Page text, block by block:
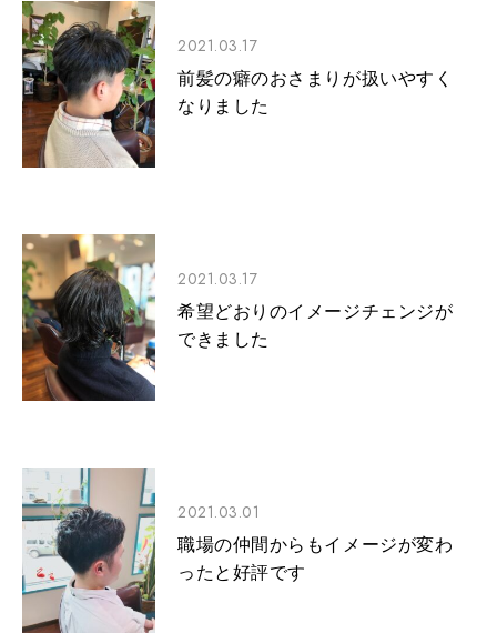
2021.03.17
前髪の癖のおさまりが扱いやすく
なりました
2021.03.17
希望どおりのイメージチェンジが
できました
2021.03.01
職場の仲間からもイメージが変わ
ったと好評です